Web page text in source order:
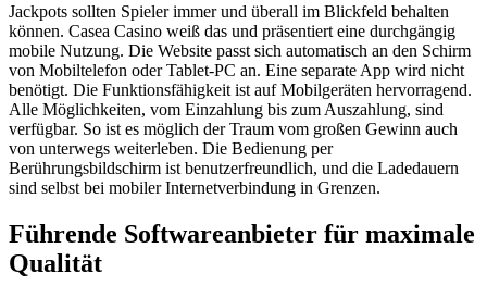
Jackpots sollten Spieler immer und überall im Blickfeld behalten
können. Casea Casino weiß das und präsentiert eine durchgängig
mobile Nutzung. Die Website passt sich automatisch an den Schirm
von Mobiltelefon oder Tablet-PC an. Eine separate App wird nicht
benötigt. Die Funktionsfähigkeit ist auf Mobilgeräten hervorragend.
Alle Möglichkeiten, vom Einzahlung bis zum Auszahlung, sind
verfügbar. So ist es möglich der Traum vom großen Gewinn auch
von unterwegs weiterleben. Die Bedienung per
Berührungsbildschirm ist benutzerfreundlich, und die Ladedauern
sind selbst bei mobiler Internetverbindung in Grenzen.
Führende Softwareanbieter für maximale
Qualität